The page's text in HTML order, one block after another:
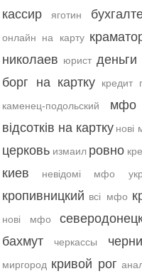
кассир яготин
онлайн на карту
николаев юрист
борг на картку
кредит
каменец-подольский
мфо
відсотків на картку нові
церковь измаил ровно
киев невідомі мфо
кропивницкий всі мфо
нові мфо
бахмут
черкассы
миргород кривой рог